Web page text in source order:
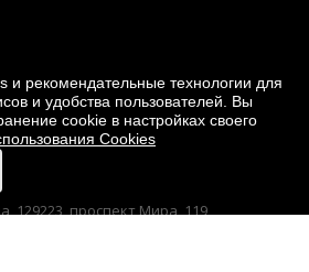
кино
Министерства культуры РФ
129223, проспект Мира, 119,
и рекомендательные технологии для
и удобства пользователей. Вы
cookie в настройках своего
Cookies